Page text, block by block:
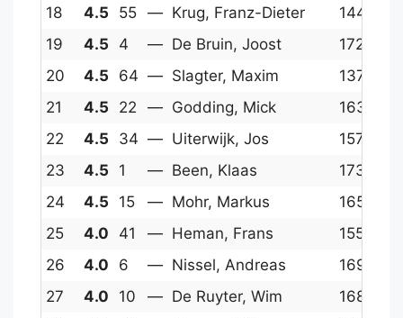
18
4.5 55 — Krug, Franz-Dieter 1440
19
4.5 4 — De Bruin, Joost 1729
20
4.5 64 — Slagter, Maxim 1374
21
4.5 22 — Godding, Mick 1636
22
4.5 34 — Uiterwijk, Jos 1577
23
4.5 1 — Been, Klaas 1738
24
4.5 15 — Mohr, Markus 1655
25
4.0 41 — Heman, Frans 1550
26
4.0 6 — Nissel, Andreas 1698
27
4.0 10 — De Ruyter, Wim 1681